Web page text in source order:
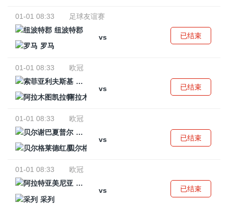
01-01 08:33
足球友谊赛
纽波特郡
vs
罗马
已结束
01-01 08:33
欧冠
索菲亚利夫斯基
vs
阿拉木图凯拉特
已结束
01-01 08:33
欧冠
贝尔谢巴夏普尔
vs
贝尔格莱德红星
已结束
01-01 08:33
欧冠
阿拉特亚美尼亚
vs
采列
已结束